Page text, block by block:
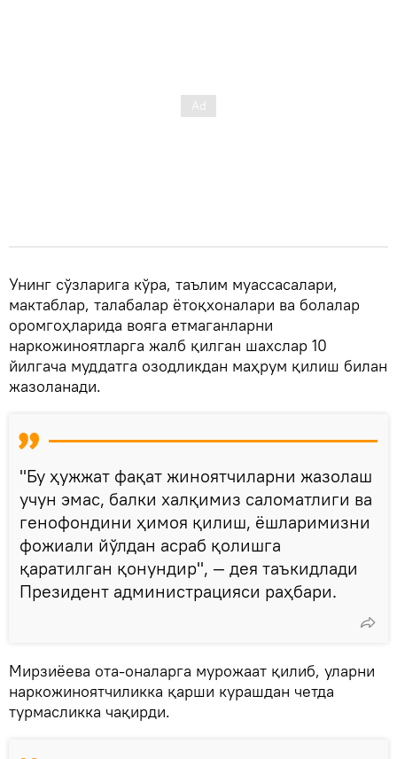
Унинг сўзларига кўра, таълим муассасалари,
мактаблар, талабалар ётоқхоналари ва болалар
оромгоҳларида вояга етмаганларни
наркожиноятларга жалб қилган шахслар 10
йилгача муддатга озодликдан маҳрум қилиш билан
жазоланади.
"Бу ҳужжат фақат жиноятчиларни жазолаш
учун эмас, балки халқимиз саломатлиги ва
генофондини ҳимоя қилиш, ёшларимизни
фожиали йўлдан асраб қолишга
қаратилган қонундир", — дея таъкидлади
Президент администрацияси раҳбари.
Мирзиёева ота-оналарга мурожаат қилиб, уларни
наркожиноятчиликка қарши курашдан четда
турмасликка чақирди.